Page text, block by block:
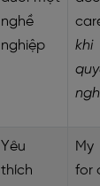
nghề
nghiệp
khi
Yêu
thích
for